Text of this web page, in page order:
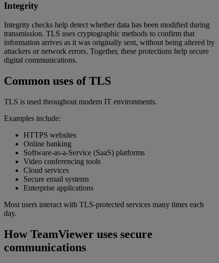
Integrity
Integrity checks help detect whether data has been modified during
transmission. TLS uses cryptographic methods to confirm that
information arrives as it was originally sent, without being altered by
attackers or network errors. Together, these protections help secure
digital communications.
Common uses of TLS
TLS is used throughout modern IT environments.
Examples include:
HTTPS websites
Online banking
Software-as-a-Service (SaaS) platforms
Video conferencing tools
Cloud services
Secure email systems
Enterprise applications
Most users interact with TLS-protected services many times each
day.
How TeamViewer uses secure
communications